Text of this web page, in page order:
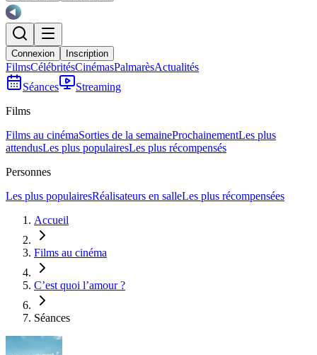
Connexion Inscription
FilmsCélébritésCinémasPalmarèsActualités
Séances
Streaming
Films
Films au cinémaSorties de la semaineProchainementLes plus
attendusLes plus populairesLes plus récompensés
Personnes
Les plus populairesRéalisateurs en salleLes plus récompensées
Accueil
Films au cinéma
C’est quoi l’amour ?
Séances